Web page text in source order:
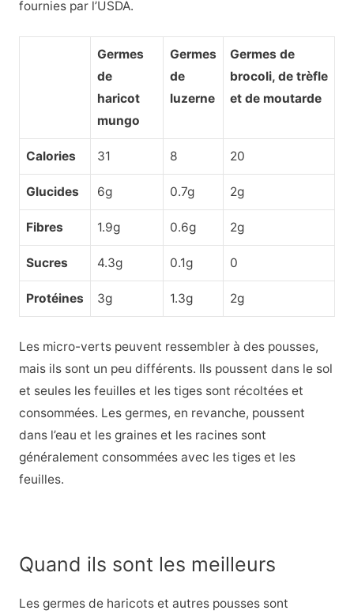
fournies par l’USDA.
Germes
de
haricot
mungo
Germes
de
luzerne
Germes de
brocoli, de trèfle
et de moutarde
Calories 31 8 20
Glucides 6g 0.7g 2g
Fibres 1.9g 0.6g 2g
Sucres 4.3g 0.1g 0
Protéines 3g 1.3g 2g
Les micro-verts peuvent ressembler à des pousses,
mais ils sont un peu différents. Ils poussent dans le sol
et seules les feuilles et les tiges sont récoltées et
consommées. Les germes, en revanche, poussent
dans l’eau et les graines et les racines sont
généralement consommées avec les tiges et les
feuilles.
Quand ils sont les meilleurs
Les germes de haricots et autres pousses sont